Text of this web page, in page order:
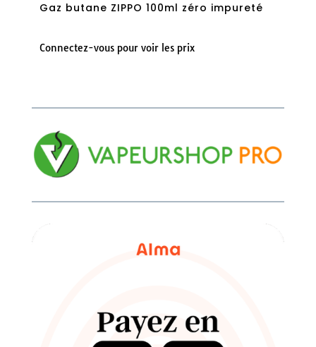
Gaz butane ZIPPO 100ml zéro impureté
Connectez-vous pour voir les prix